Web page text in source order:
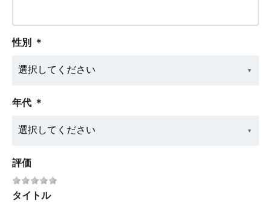
性別 ＊
年代 ＊
評価
タイトル